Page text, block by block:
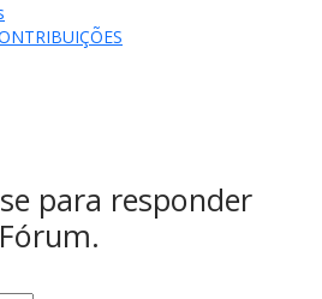
para responder